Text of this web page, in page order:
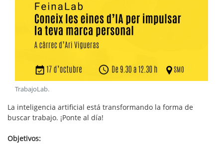
TrabajoLab.
La inteligencia artificial está transformando la forma de
buscar trabajo. ¡Ponte al día!
Objetivos: